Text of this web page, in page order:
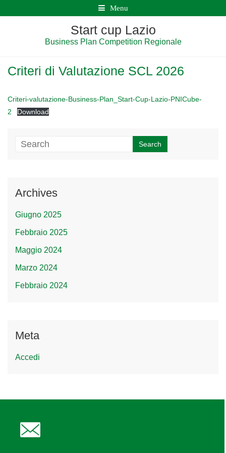
Menu
Start cup Lazio
Business Plan Competition Regionale
Criteri di Valutazione SCL 2026
Criteri-valutazione-Business-Plan_Start-Cup-Lazio-PNICube-
2
Download
Archives
Giugno 2025
Febbraio 2025
Maggio 2024
Marzo 2024
Febbraio 2024
Meta
Accedi